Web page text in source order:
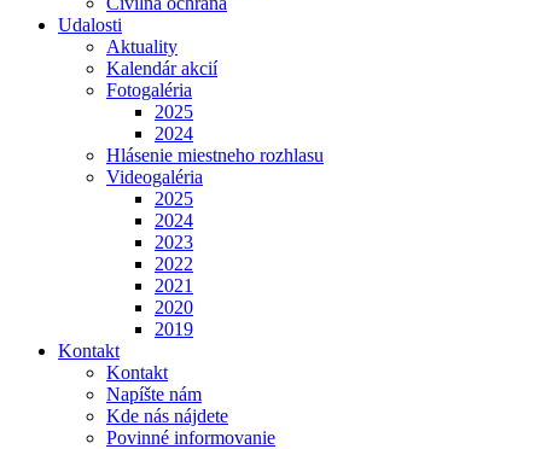
Udalosti
Aktuality
Kalendár akcií
Fotogaléria
2025
2024
Hlásenie miestneho rozhlasu
Videogaléria
2025
2024
2023
2022
2021
2020
2019
Kontakt
Kontakt
Napíšte nám
Kde nás nájdete
Povinné informovanie